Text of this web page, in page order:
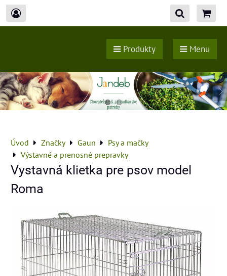
Produkty Menu
Úvod Značky Gaun
Psy a mačky
Výstavné a prenosné prepravky
Vystavná klietka pre psov model
Roma